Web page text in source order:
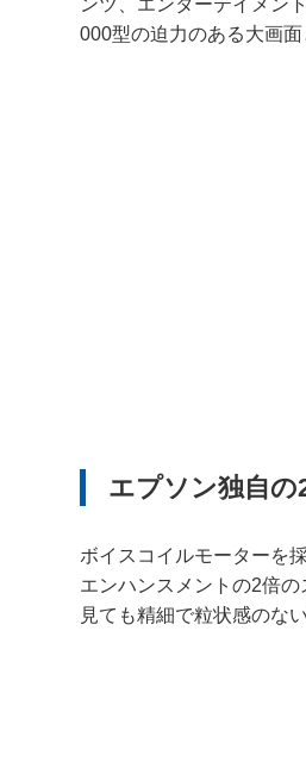
ンツ、エンターテイメン
000型の迫力のある大画
エプソン独自
ボイスコイルモーターを
エンハンスメントの2倍
見ても精細で粒状感のな